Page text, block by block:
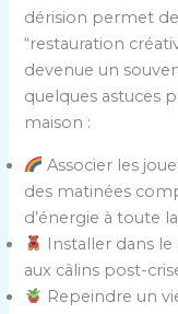
dérision permet
“restauration
devenue un
quelques astuces
maison :
Associer les
des matinées
d’énergie à toute
Installer dans
aux câlins post-
Repeindre un